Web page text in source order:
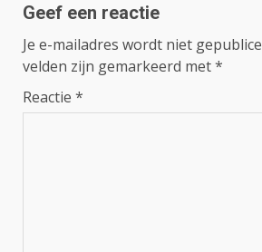
Geef een reactie
Je e-mailadres wordt niet
velden zijn gemarkeerd met*
Reactie *